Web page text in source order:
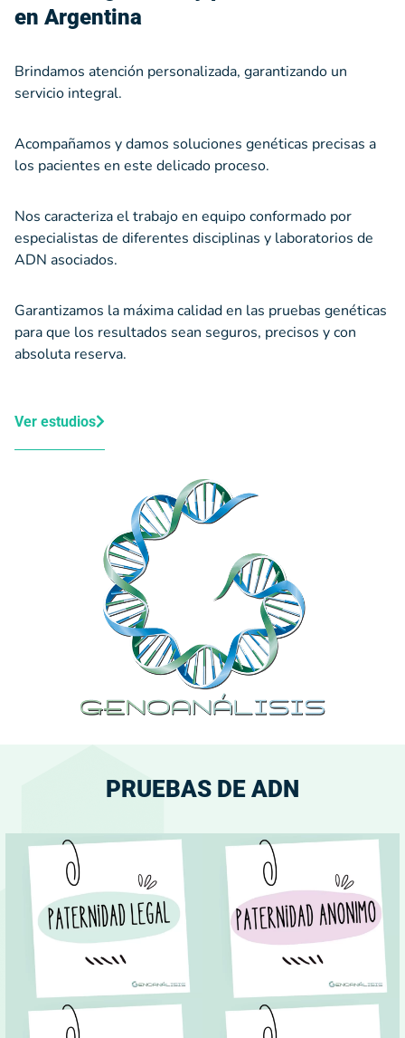
Permite determinar el vínculo biológico
Permite determinar el vínculo biológico
Permite determinar el vínculo biológico
en Argentina
Brindamos atención personalizada, garantizando un
servicio integral.
Acompañamos y damos soluciones genéticas precisas a
los pacientes en este delicado proceso.
Nos caracteriza el trabajo en equipo conformado por
especialistas de diferentes disciplinas y laboratorios de
ADN asociados.
Garantizamos la máxima calidad en las pruebas genéticas
para que los resultados sean seguros, precisos y con
absoluta reserva.
Ver estudios
PRUEBAS DE ADN